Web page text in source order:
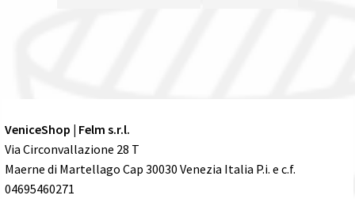
VeniceShop | Felm s.r.l.
Via Circonvallazione 28 T
Maerne di Martellago Cap 30030 Venezia Italia P.i. e c.f.
04695460271